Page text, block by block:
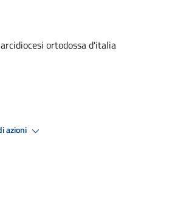
ortodossa d'italia
azioni